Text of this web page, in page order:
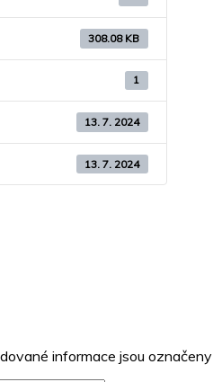
308.08 KB
1
13. 7. 2024
13. 7. 2024
informace jsou označeny